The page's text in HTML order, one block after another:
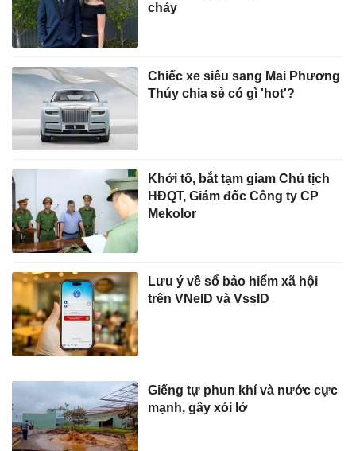
chảy
Chiếc xe siêu sang Mai Phương
Thúy chia sẻ có gì 'hot'?
Khởi tố, bắt tạm giam Chủ tịch
HĐQT, Giám đốc Công ty CP
Mekolor
Lưu ý về sổ bảo hiểm xã hội
trên VNeID và VssID
Giếng tự phun khí và nước cực
mạnh, gây xói lở